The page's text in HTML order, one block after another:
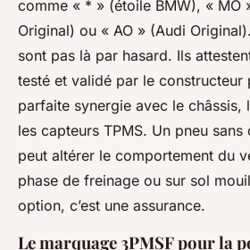
comme « * » (étoile BMW), « MO
Original) ou « AO » (Audi
sont pas là par hasard. Ils
testé et validé par le constructeur
parfaite synergie avec le châssis,
les capteurs TPMS. Un pneu
peut altérer le comportement du
phase de freinage ou sur sol
option, c’est une assurance.
Le marquage 3PMSF pour la